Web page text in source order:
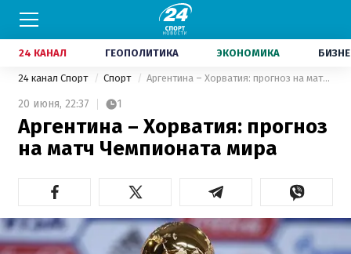
24 КАНАЛ ГЕОПОЛИТИКА ЭКОНОМИКА
24 канал Спорт Спорт Аргентина – Хорватия: прогноз на матч Чемпионата мира
20 июня, 22:37 1
Аргентина – Хорватия: прогноз
на матч Чемпионата мира